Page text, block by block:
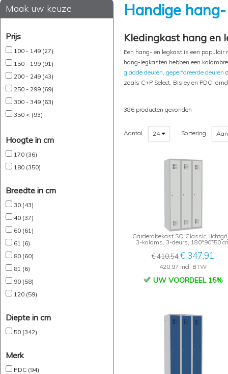
Maak uw keuze
Prijs
100 - 149 (27)
150 - 199 (91)
200 - 249 (43)
250 - 299 (69)
300 - 349 (63)
350 < (93)
Hoogte in cm
170 (36)
180 (350)
Breedte in cm
30 (43)
40 (37)
60 (61)
61 (6)
80 (60)
81 (6)
90 (58)
120 (59)
Diepte in cm
50 (342)
Merk
PDC (94)
Handige
Kledingkast hang en
Een hang- en legkast is een
hang-legkasten hebben een
gladde deuren, geperforeerde deuren
zoals C+P Select, Bisley en PDC,
386 producten gevonden
Aantal 24 Sortering
Garderobekast SQ Classic,
3-koloms, 3-deurs, 180*90*50
€ 410,54€ 347,91
420,97 incl. BTW
UW VOORDEEL 15%